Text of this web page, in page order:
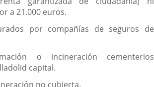
a 21.000 euros.
por compañías de seguros de
o incineración cementerios
capital.
no cubierta.